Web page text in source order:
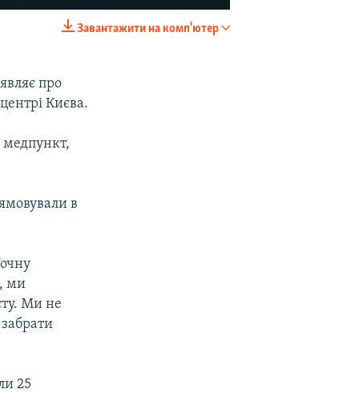
Завантажити на комп'ютер
про
Києва.
медпункт,
в
ми
Ми не
25